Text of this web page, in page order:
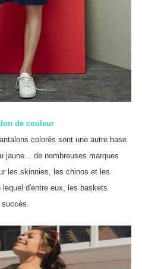
de couleur
colorés sont une autre base
jaune... de nombreuses marques
les skinnies, les chinos et les
d'entre eux, les baskets